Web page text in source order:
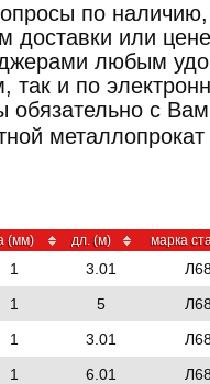
по наличию,
доставки или
любым
и по
обязательно с
(мм) дл. (м) марка
1 3.01
1 5
1 3.01
1 6.01